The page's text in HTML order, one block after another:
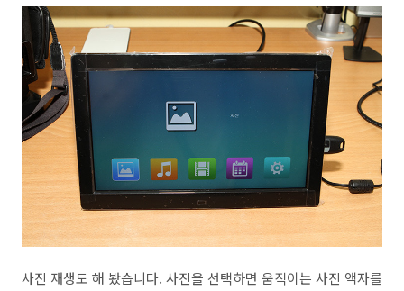
사진 재생도 해 봤습니다. 사진을 선택하면 움직이는 사진 액자를